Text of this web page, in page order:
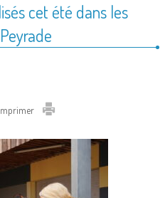
cet été dans les
Imprimer